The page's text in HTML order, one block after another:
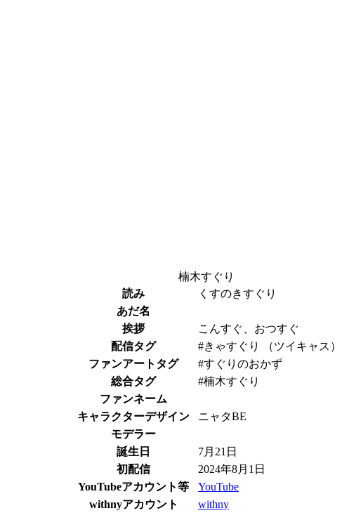
楠木すぐり
読み
くすのきすぐり
あだ名
挨拶
こんすぐ、おつすぐ
配信タグ
#きゃすぐり （ツイキャス）
ファンアートタグ
#すぐりのおかず
総合タグ
#楠木すぐり
ファンネーム
キャラクターデザイン
ニャタBE
モデラー
誕生日
7月21日
初配信
2024年8月1日
YouTubeアカウント等
YouTube
withnyアカウント
withny